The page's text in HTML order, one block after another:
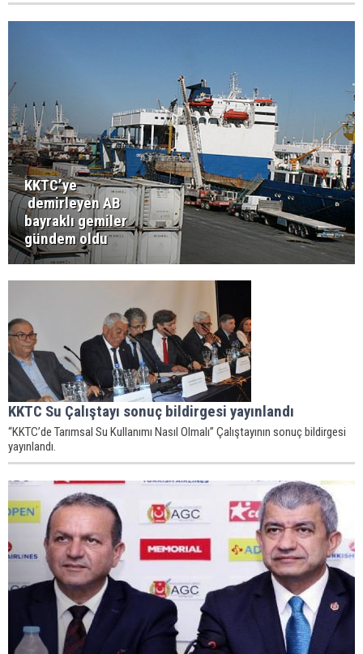
KKTC’ye
demirleyen AB
bayraklı gemiler
gündem oldu
KKTC Su Çalıştayı sonuç bildirgesi yayınlandı
“KKTC’de Tarımsal Su Kullanımı Nasıl Olmalı” Çalıştayının sonuç bildirgesi
yayınlandı.